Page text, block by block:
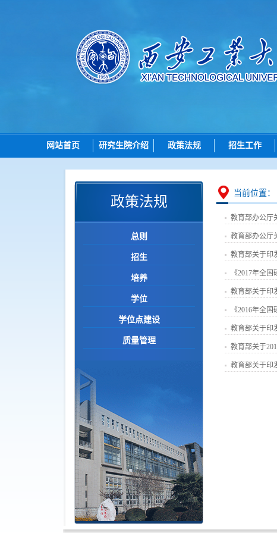
网站首页 研究生院介绍
研究生院简介
岗位职责
政策法规
总则
招生
学位点建设
质量管理
招生工作
招生动
博士招
硕士招
导师查
政策法规
总则
招生
培养
学位
学位点建设
质量管理
当前位置：
教育部办公厅
教育部办公厅
教育部关于印
《2017年全
教育部关于印
《2016年全
教育部关于印
教育部关于
教育部关于印